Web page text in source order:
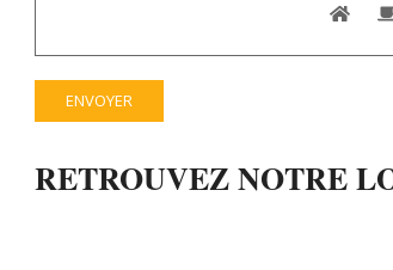
RETROUVEZ NOTRE